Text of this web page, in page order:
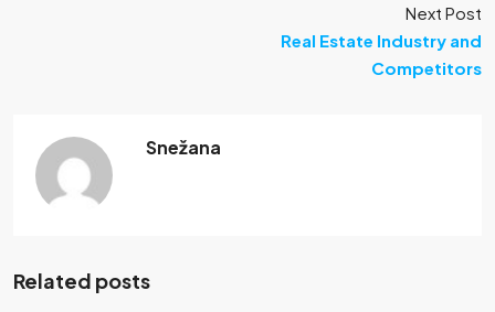
Next Post
Real Estate Industry and
Competitors
Snežana
Related posts